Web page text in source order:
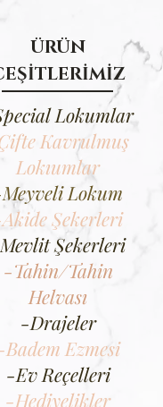
ÜRÜN
Lokumlar
Kavrulmuş
Lokıumlar
Lokum
Şekerleri
Şekerleri
-Tahin/Tahin
Helvası
-Drajeler
Ezmesi
-Ev Reçelleri
-Hediyelikler